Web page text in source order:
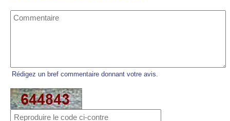
Rédigez un bref commentaire donnant votre avis.